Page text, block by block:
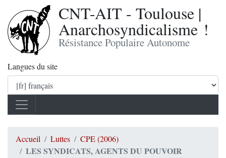
CNT-AIT - Toulouse |
Anarchosyndicalisme !
Résistance Populaire Autonome
Langues du site
Accueil Luttes CPE (2006)
LES SYNDICATS, AGENTS DU POUVOIR